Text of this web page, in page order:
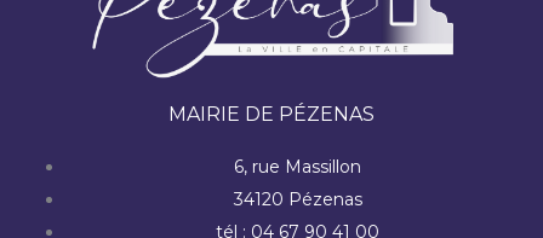
MAIRIE DE PÉZENAS
6, rue Massillon
34120 Pézenas
tél : 04 67 90 41 00